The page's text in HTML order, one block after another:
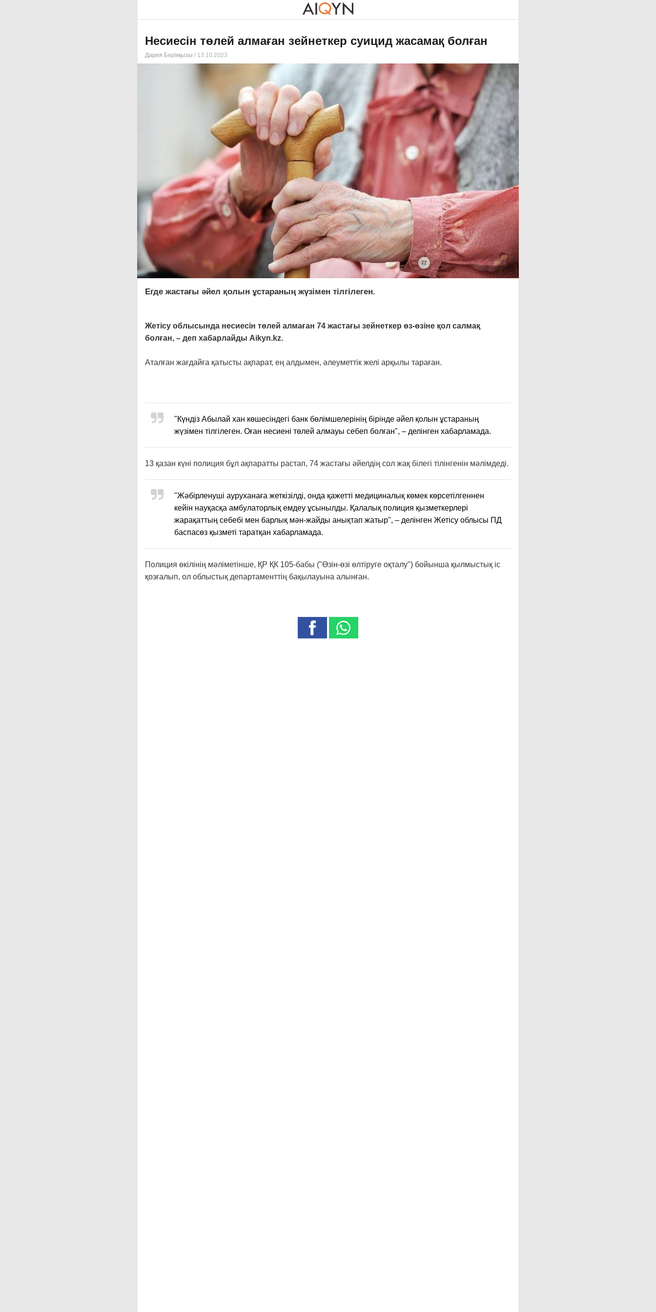
Несиесін төлей алмаған зейнеткер суицид жасамақ болған
Дария Берікқызы / 13.10.2023
Егде жастағы әйел қолын ұстараның жүзімен тілгілеген.
Жетісу облысында несиесін төлей алмаған 74 жастағы зейнеткер өз-өзіне қол салмақ
болған, – деп хабарлайды Aikyn.kz.
Аталған жағдайға қатысты ақпарат, ең алдымен, әлеуметтік желі арқылы тараған.
"Күндіз Абылай хан көшесіндегі банк бөлімшелерінің бірінде әйел қолын ұстараның
жүзімен тілгілеген. Оған несиені төлей алмауы себеп болған", – делінген хабарламада.
13 қазан күні полиция бұл ақпаратты растап, 74 жастағы әйелдің сол жақ білегі тілінгенін мәлімдеді.
"Жәбірленуші ауруханаға жеткізілді, онда қажетті медициналық көмек көрсетілгеннен
кейін науқасқа амбулаторлық емдеу ұсынылды. Қалалық полиция қызметкерлері
жарақаттың себебі мен барлық мән-жайды анықтап жатыр", – делінген Жетісу облысы ПД
баспасөз қызметі таратқан хабарламада.
Полиция өкілінің мәліметінше, ҚР ҚК 105-бабы ("Өзін-өзі өлтіруге оқталу") бойынша қылмыстық іс
қозғалып, ол облыстық департаменттің бақылауына алынған.